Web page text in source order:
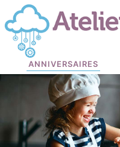
ANNIVERSAIRES